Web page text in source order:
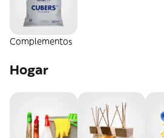
Complementos
Hogar